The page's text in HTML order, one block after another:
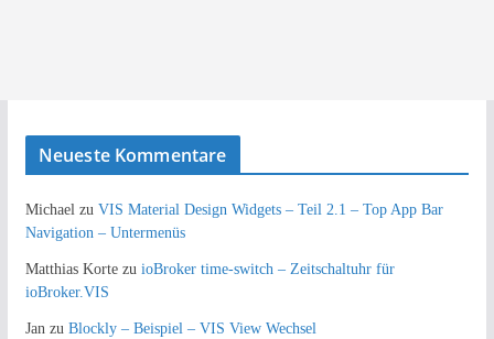
Neueste Kommentare
Michaelzu VIS Material Design Widgets – Teil 2.1 – Top App Bar
Navigation – Untermenüs
Matthias Kortezu ioBroker time-switch – Zeitschaltuhr für
ioBroker.VIS
Janzu Blockly – Beispiel – VIS View Wechsel